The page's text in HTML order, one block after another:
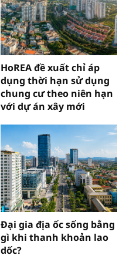
HoREA đề xuất chỉ áp
dụng thời hạn sử dụng
chung cư theo niên hạn
với dự án xây mới
Đại gia địa ốc sống bằng
gì khi thanh khoản lao
dốc?